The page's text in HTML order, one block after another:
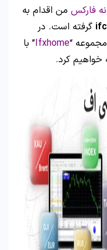
فارکس من اقدام به
گرفته است. در
مجموعه “Ifxhome” با
خواهیم کرد.